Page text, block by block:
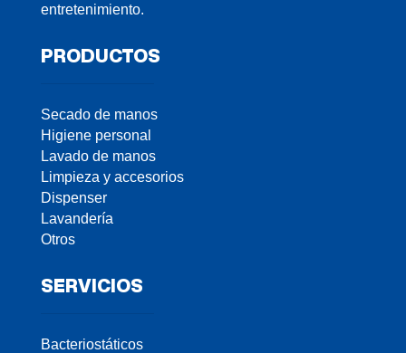
entretenimiento.
PRODUCTOS
Secado de manos
Higiene personal
Lavado de manos
Limpieza y accesorios
Dispenser
Lavandería
Otros
SERVICIOS
Bacteriostáticos